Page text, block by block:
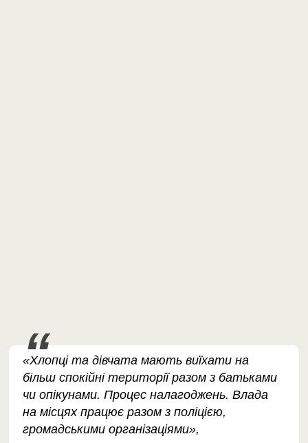
«Хлопці та дівчата мають виїхати на
більш спокійні території разом з батьками
чи опікунами. Процес налагоджень. Влада
на місцях працює разом з поліцією,
громадськими організаціями»,